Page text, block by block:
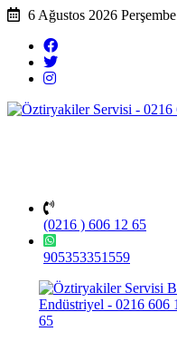
6 Ağustos 2026 Perşembe
(0216 ) 606 12 65
905353351559